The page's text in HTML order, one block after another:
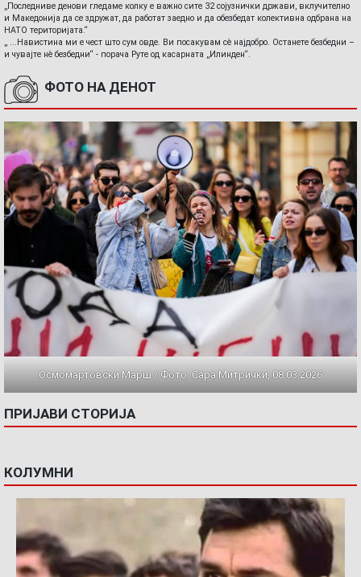
„Последниве денови гледаме колку е важно сите 32 сојузнички држави, вклучително
и Македонија да се здружат, да работат заедно и да обезбедат колективна одбрана на
НАТО територијата.“
„ ...Навистина ми е чест што сум овде. Ви посакувам сè најдобро. Останете безбедни –
и чувајте нè безбедни“ - порача Руте од касарната „Илинден“.
ФОТО НА ДЕНОТ
Осмомартовски Марш / Фото: Сара Митрички, 08.03.2026
ПРИЈАВИ СТОРИЈА
КОЛУМНИ